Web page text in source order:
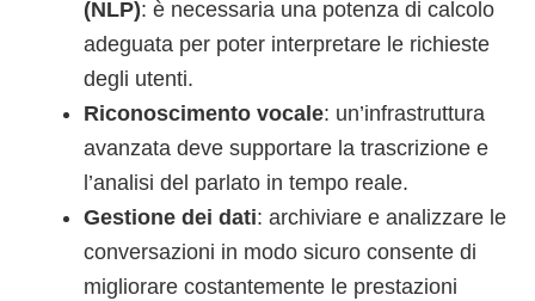
(NLP): è necessaria una potenza di calcolo
adeguata per poter interpretare le richieste
degli utenti.
Riconoscimento vocale: un’infrastruttura
avanzata deve supportare la trascrizione e
l’analisi del parlato in tempo reale.
Gestione dei dati: archiviare e analizzare le
conversazioni in modo sicuro consente di
migliorare costantemente le prestazioni